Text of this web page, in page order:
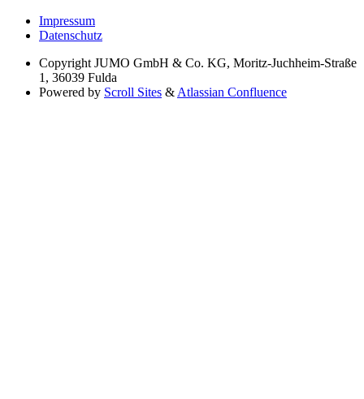
Impressum
Datenschutz
Copyright JUMO GmbH & Co. KG, Moritz-Juchheim-Straße
1, 36039 Fulda
Powered by Scroll Sites & Atlassian Confluence